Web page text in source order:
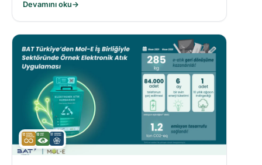
sonucunda %21’lik azaltım sağladı.
Devamını oku→